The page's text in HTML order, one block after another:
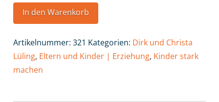
Temperamente
der
annehmen
Menge
In den Warenkorb
Artikelnummer: 321 Kategorien: Dirk und Christa
Lüling, Eltern und Kinder | Erziehung, Kinder stark
machen